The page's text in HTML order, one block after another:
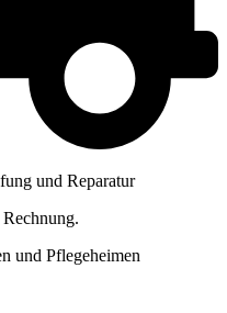
und Reparatur
und Pflegeheimen